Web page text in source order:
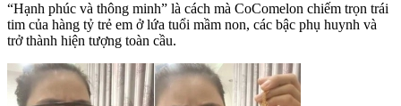
“Hạnh phúc và thông minh” là cách mà CoComelon chiếm trọn trái
tim của hàng tỷ trẻ em ở lứa tuổi mầm non, các bậc phụ huynh và
trở thành hiện tượng toàn cầu.